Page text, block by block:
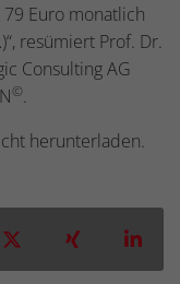
Euro monatlich
resümiert Prof. Dr.
Consulting AG
©.
herunterladen.
auf Facebook
Teilen auf XTeilen auf